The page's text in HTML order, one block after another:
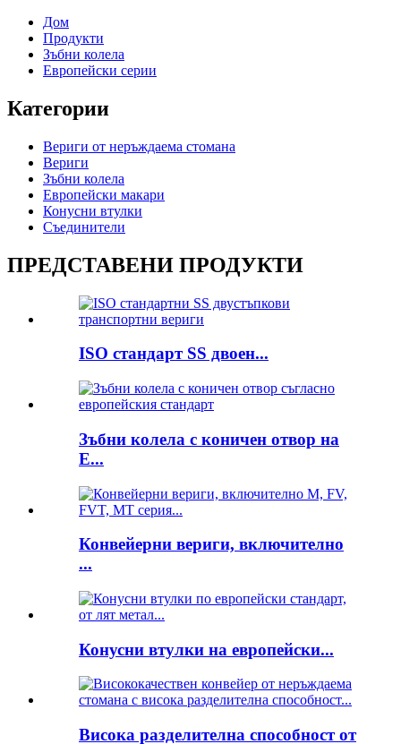
Дом
Продукти
Зъбни колела
Европейски серии
Категории
Вериги от неръждаема стомана
Вериги
Зъбни колела
Европейски макари
Конусни втулки
Съединители
ПРЕДСТАВЕНИ ПРОДУКТИ
ISO стандарт SS двоен...
Зъбни колела с коничен отвор на
E...
Конвейерни вериги, включително
...
Конусни втулки на европейски...
Висока разделителна способност от